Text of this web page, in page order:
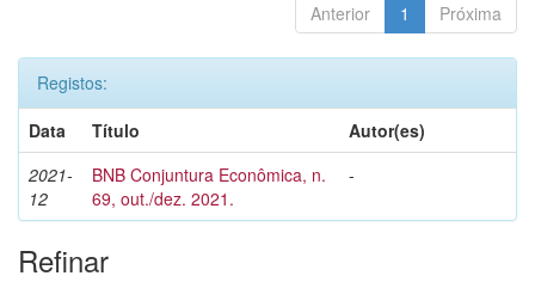
Anterior 1 Próxima
Registos:
Data
Título
Autor(es)
2021-
12
BNB Conjuntura Econômica, n.
69, out./dez. 2021.
-
Refinar